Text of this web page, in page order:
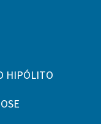
HIPÓLITO